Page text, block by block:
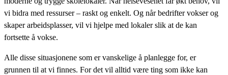
vi bidra med ressurser – raskt og enkelt. Og når bedrifter vokser og
skaper arbeidsplasser, vil vi hjelpe med lokaler slik at de kan
fortsette å vokse.
Alle disse situasjonene som er vanskelige å planlegge for, er
grunnen til at vi finnes. For det vil alltid være ting som ikke kan